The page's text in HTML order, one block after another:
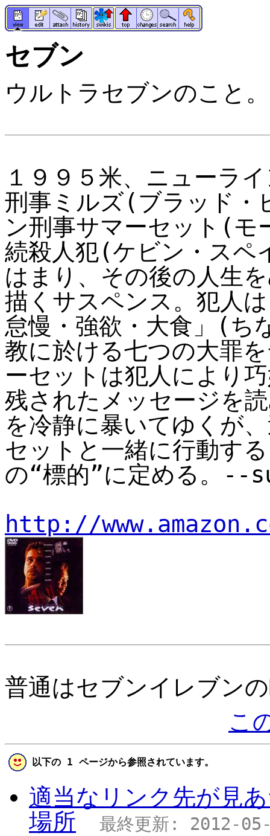
セブン
ウルトラセブンのこと
１９９５米、ニューラ
刑事ミルズ(ブラッド・
ン刑事サマーセット(モ
続殺人犯(ケビン・スペ
はまり、その後の人生
描くサスペンス。犯人
怠慢・強欲・大食」(ち
教に於ける七つの大罪
ーセットは犯人により
残されたメッセージを
を冷静に暴いてゆくが
セットと一緒に行動す
の“標的”に定める。--
http://
普通はセブンイレブン
こ
以下の 1 ページから参照されています。
適当なリンク先が見
場所
最終更新: 2012-